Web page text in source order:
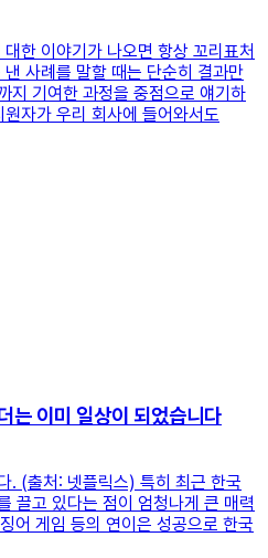
한 이야기가 나오면 항상 꼬리표처
사례를 말할 때는 단순히 결과만
지 기여한 과정을 중점으로 얘기하
자가 우리 회사에 들어와서도
는 이미 일상이 되었습니다
. (출처: 넷플릭스) 특히 최근 한국
끌고 있다는 점이 엄청나게 큰 매력
어 게임 등의 연이은 성공으로 한국